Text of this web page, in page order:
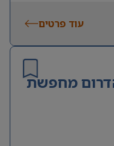
עוד פרטים
מחפשת